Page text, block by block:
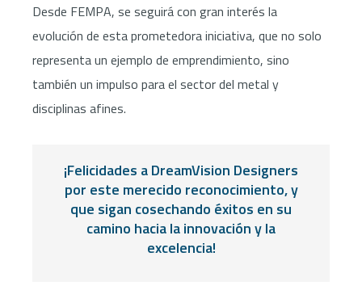
Desde FEMPA, se seguirá con gran interés la
evolución de esta prometedora iniciativa, que no solo
representa un ejemplo de emprendimiento, sino
también un impulso para el sector del metal y
disciplinas afines.
¡Felicidades a DreamVision Designers
por este merecido reconocimiento, y
que sigan cosechando éxitos en su
camino hacia la innovación y la
excelencia!